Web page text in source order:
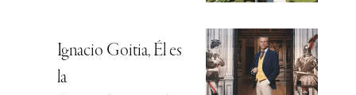
Ignacio Goitia, Él es
la